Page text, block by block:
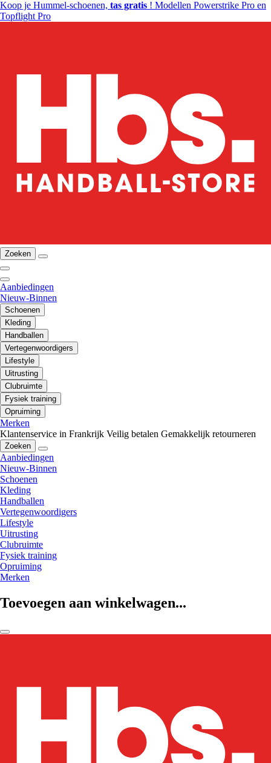
Koop je Hummel-schoenen, tas gratis ! Modellen Powerstrike Pro en
Topflight Pro
Zoeken
Aanbiedingen
Nieuw-Binnen
Schoenen
Kleding
Handballen
Vertegenwoordigers
Lifestyle
Uitrusting
Clubruimte
Fysiek training
Opruiming
Merken
Klantenservice in Frankrijk Veilig betalen Gemakkelijk retourneren
Zoeken
Aanbiedingen
Nieuw-Binnen
Schoenen
Kleding
Handballen
Vertegenwoordigers
Lifestyle
Uitrusting
Clubruimte
Fysiek training
Opruiming
Merken
Toevoegen aan winkelwagen...